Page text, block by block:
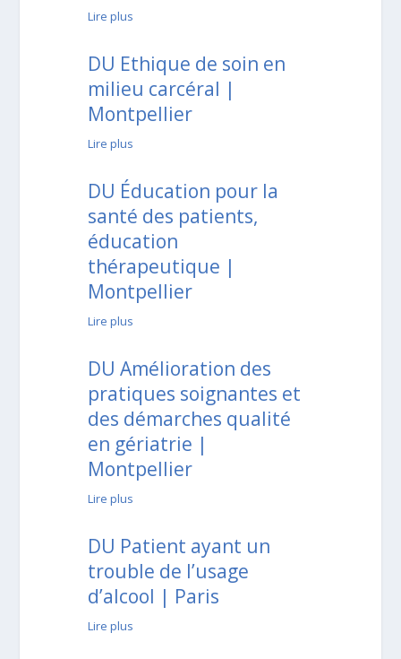
Lire plus
DU Ethique de soin en
milieu carcéral |
Montpellier
Lire plus
DU Éducation pour la
santé des patients,
éducation
thérapeutique |
Montpellier
Lire plus
DU Amélioration des
pratiques soignantes et
des démarches qualité
en gériatrie |
Montpellier
Lire plus
DU Patient ayant un
trouble de l’usage
d’alcool | Paris
Lire plus